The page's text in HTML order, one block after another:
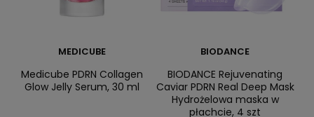
MEDICUBE
Medicube PDRN Collagen
Glow Jelly Serum, 30 ml
BIODANCE
BIODANCE Rejuvenating
Caviar PDRN Real Deep Mask
Hydrożelowa maska w
płachcie, 4 szt